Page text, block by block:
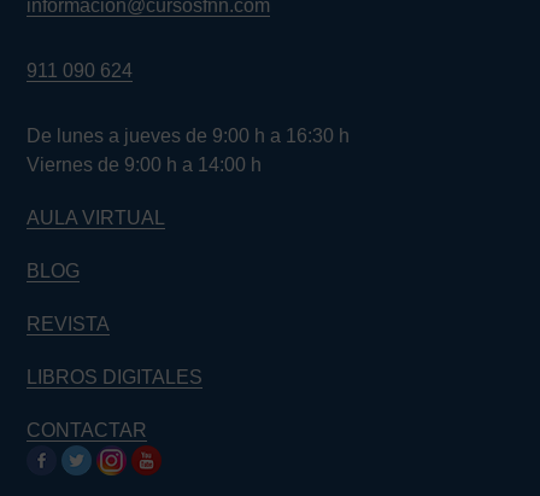
informacion@cursosfnn.com
911 090 624
De lunes a jueves de 9:00 h a 16:30 h
Viernes de 9:00 h a 14:00 h
AULA VIRTUAL
BLOG
REVISTA
LIBROS DIGITALES
CONTACTAR